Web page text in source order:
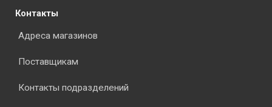
Контакты
Адреса магазинов
Поставщикам
Контакты подразделений